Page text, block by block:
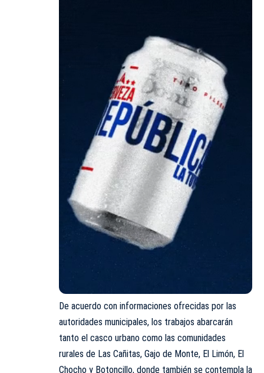
De acuerdo con informaciones ofrecidas por las
autoridades municipales, los trabajos abarcarán
tanto el casco urbano como las comunidades
rurales de Las Cañitas, Gajo de Monte, El Limón, El
Chocho y Botoncillo, donde también se contempla la